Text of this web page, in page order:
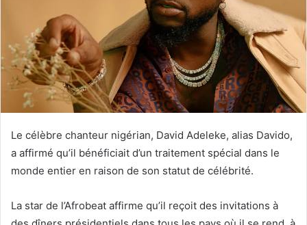
Le célèbre chanteur nigérian, David Adeleke, alias Davido,
a affirmé qu’il bénéficiait d’un traitement spécial dans le
monde entier en raison de son statut de célébrité.
La star de l’Afrobeat affirme qu’il reçoit des invitations à